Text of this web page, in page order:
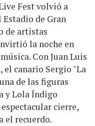
Fest volvió a
de Gran
de artistas
la noche en
Con Juan Luis
el canario Sergio "La
de las figuras
y Lola Índigo
cierre,
el recuerdo.